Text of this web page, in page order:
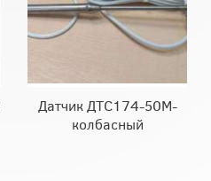
Датчик ДТС174-50М-
колбасный